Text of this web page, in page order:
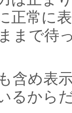
正常に
まで待
含め表
るから